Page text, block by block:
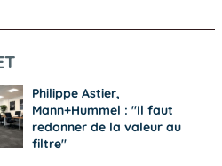
Philippe Astier,
Mann+Hummel : "Il faut
redonner de la valeur au
filtre"